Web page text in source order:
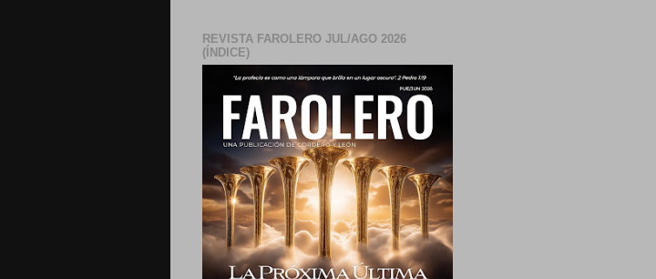
REVISTA FAROLERO JUL/AGO 2026
(ÍNDICE)